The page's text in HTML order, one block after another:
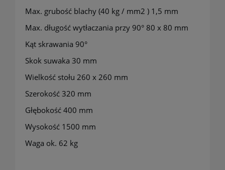
Max. grubość blachy (40 kg / mm2 ) 1,5 mm
Max. długość wytłaczania przy 90° 80 x 80 mm
Kąt skrawania 90°
Skok suwaka 30 mm
Wielkość stołu 260 x 260 mm
Szerokość 320 mm
Głębokość 400 mm
Wysokość 1500 mm
Waga ok. 62 kg